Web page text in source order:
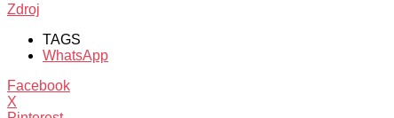
Zdroj
TAGS
WhatsApp
Facebook
X